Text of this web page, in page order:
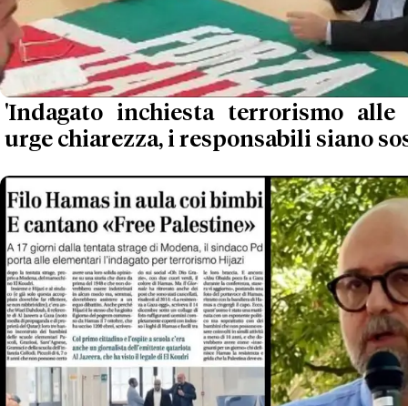
'Indagato inchiesta terrorismo alle
urge chiarezza, i responsabili siano